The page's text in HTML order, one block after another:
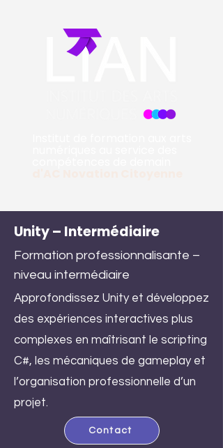
AC Novation Citoyenne
Unity – Intermédiaire
Formation professionnalisante –
niveau intermédiaire
Approfondissez Unity et développez
des expériences interactives plus
complexes en maîtrisant le scripting
C#, les mécaniques de gameplay et
l’organisation professionnelle d’un
projet.
Contact